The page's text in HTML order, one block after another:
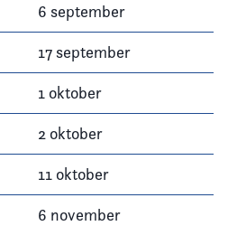
6 september
17 september
1 oktober
2 oktober
11 oktober
6 november